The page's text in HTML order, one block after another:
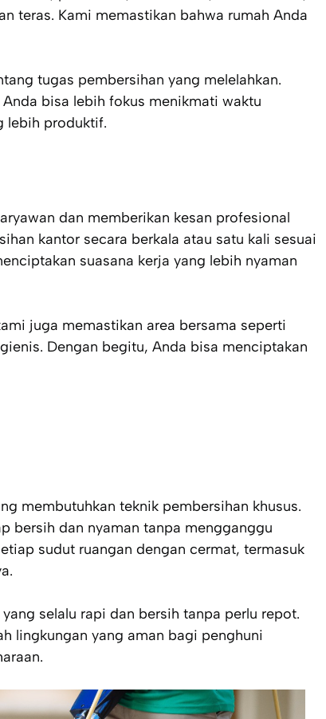
teras. Kami memastikan bahwa rumah Anda
tugas pembersihan yang melelahkan.
bisa lebih fokus menikmati waktu
lebih produktif.
dan memberikan kesan profesional
kantor secara berkala atau satu kali sesuai
suasana kerja yang lebih nyaman
juga memastikan area bersama seperti
Dengan begitu, Anda bisa menciptakan
membutuhkan teknik pembersihan khusus.
bersih dan nyaman tanpa mengganggu
sudut ruangan dengan cermat, termasuk
selalu rapi dan bersih tanpa perlu repot.
lingkungan yang aman bagi penghuni